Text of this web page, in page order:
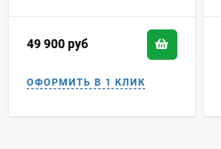
49 900руб